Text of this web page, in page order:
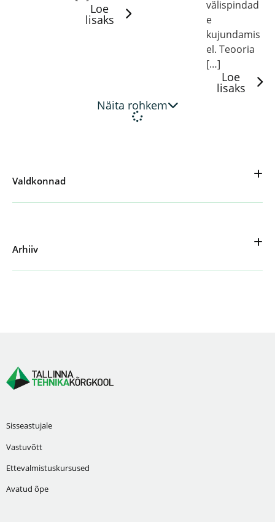
Loe
lisaks
välispindad
e
kujundamis
el. Teooria
[…]
Loe
lisaks
Näita rohkem
Valdkonnad
Arhiiv
Sisseastujale
Vastuvõtt
Ettevalmistuskursused
Avatud õpe